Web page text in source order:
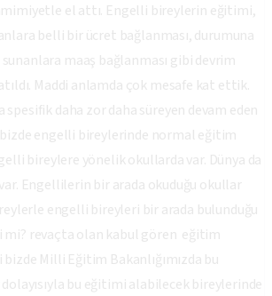
el attı. Engelli bireylerin eğitimi,
belli bir ücret bağlanması, durumuna
maaş bağlanması gibi devrim
Maddi anlamda çok mesafe kat ettik.
spesifik daha zor daha süreyen devam eden
engelli bireylerinde normal eğitim
bireylere yönelik okullarda var. Dünya da
Engellilerin bir arada okuduğu okullar
engelli bireyleri bir arada bulunduğu
mi? revaçta olan kabul gören eğitim
Milli Eğitim Bakanlığımızda bu
bu eğitimi alabilecek bireylerinde